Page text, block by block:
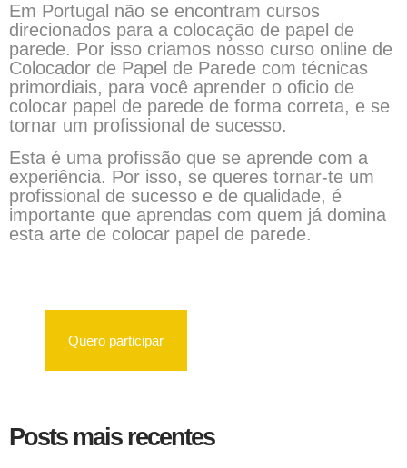
Em Portugal não se encontram cursos
direcionados para a colocação de papel de
parede. Por isso criamos nosso curso online de
Colocador de Papel de Parede com técnicas
primordiais, para você aprender o oficio de
colocar papel de parede de forma correta, e se
tornar um profissional de sucesso.
Esta é uma profissão que se aprende com a
experiência. Por isso, se queres tornar-te um
profissional de sucesso e de qualidade, é
importante que aprendas com quem já domina
esta arte de colocar papel de parede.
Quero participar
Posts mais recentes